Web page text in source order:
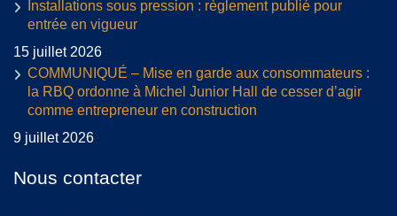
Installations sous pression : règlement publié pour
entrée en vigueur
15 juillet 2026
COMMUNIQUÉ – Mise en garde aux consommateurs :
la RBQ ordonne à Michel Junior Hall de cesser d’agir
comme entrepreneur en construction
9 juillet 2026
Nous contacter